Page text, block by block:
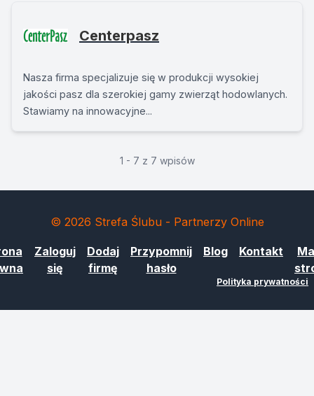
Centerpasz
Nasza firma specjalizuje się w produkcji wysokiej
jakości pasz dla szerokiej gamy zwierząt hodowlanych.
Stawiamy na innowacyjne...
1 - 7 z 7 wpisów
© 2026 Strefa Ślubu - Partnerzy Online
Zaloguj
się
Dodaj
firmę
Przypomnij
hasło
Blog Kontakt
Polityka prywatności